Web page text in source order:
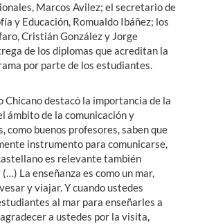
Marcos Avilez; el secretario de
y Educación, Romualdo Ibáñez; los
Cristián González y Jorge
de los diplomas que acreditan la
por parte de los estudiantes.
destacó la importancia de la
ámbito de la comunicación y
como buenos profesores, saben que
instrumento para comunicarse,
es relevante también
La enseñanza es como un mar,
y viajar. Y cuando ustedes
al mar para enseñarles a
a ustedes por la visita,